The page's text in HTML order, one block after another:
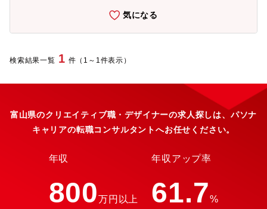
気になる
検索結果一覧 1 件（1～1件表示）
富山県のクリエイティブ職・デザイナーの求人探しは、パソナ
キャリアの転職コンサルタントへお任せください。
年収
800万円以上
年収アップ率
61.7%